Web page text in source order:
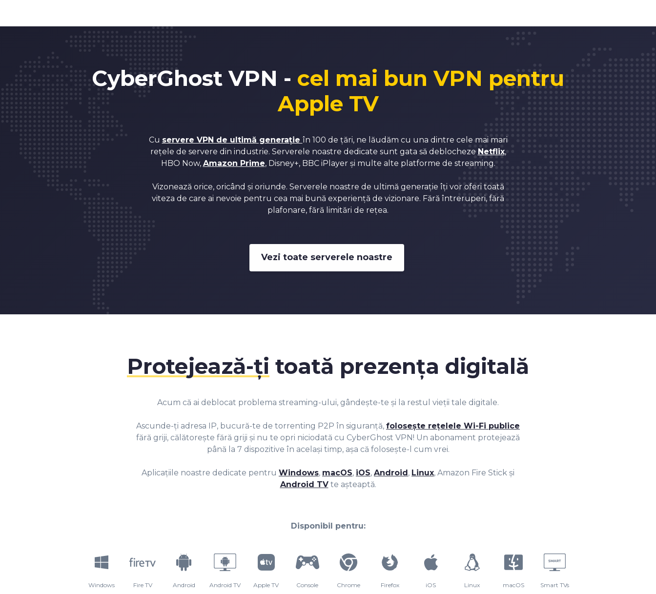
CyberGhost VPN - cel mai bun VPN pentru
Apple TV
Cu servere VPN de ultimă generație în 100 de țări, ne lăudăm cu una dintre cele mai mari
rețele de servere din industrie. Serverele noastre dedicate sunt gata să deblocheze Netflix,
HBO Now, Amazon Prime, Disney+, BBC iPlayer și multe alte platforme de streaming.
Vizonează orice, oricând și oriunde. Serverele noastre de ultimă generație îți vor oferi toată
viteza de care ai nevoie pentru cea mai bună experiență de vizionare. Fără întreruperi, fără
plafonare, fără limitări de rețea.
Vezi toate serverele noastre
Protejează-ți toată prezența digitală
Acum că ai deblocat problema streaming-ului, gândește-te și la restul vieții tale digitale.
Ascunde-ți adresa IP, bucură-te de torrenting P2P în siguranță, folosește rețelele Wi-Fi publice
fără griji, călătorește fără griji și nu te opri niciodată cu CyberGhost VPN! Un abonament protejează
până la 7 dispozitive în același timp, așa că folosește-l cum vrei.
Aplicațiile noastre dedicate pentru Windows, macOS, iOS, Android, Linux, Amazon Fire Stick și
Android TVte așteaptă.
Disponibil pentru:
Windows Fire TV Android Android TV Apple TV Console Chrome Firefox iOS Linux macOS Smart TVs